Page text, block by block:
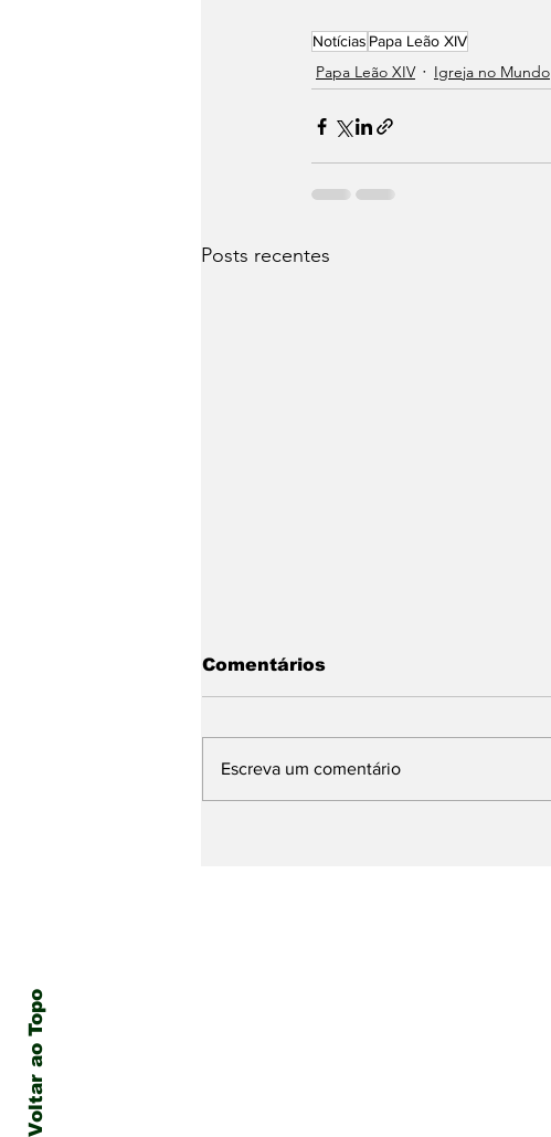
Notícias Papa Leão XIV
Papa Leão XIV Igreja no Mundo
Posts recentes
Comentários
Escreva um comentário
Voltar ao Topo